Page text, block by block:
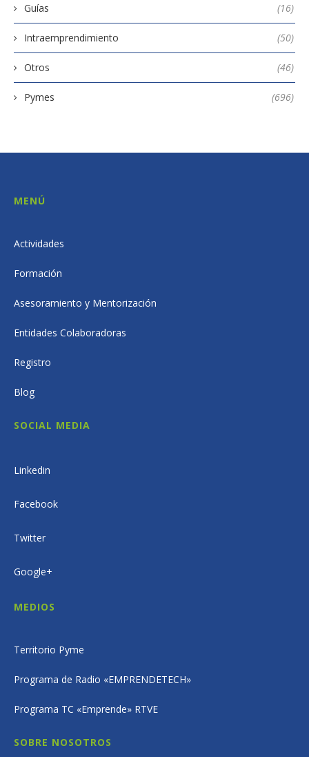
Guías (16)
Intraemprendimiento (50)
Otros (46)
Pymes (696)
MENÚ
Actividades
Formación
Asesoramiento y Mentorización
Entidades Colaboradoras
Registro
Blog
SOCIAL MEDIA
Linkedin
Facebook
Twitter
Google+
MEDIOS
Territorio Pyme
Programa de Radio «EMPRENDETECH»
Programa TC «Emprende» RTVE
SOBRE NOSOTROS